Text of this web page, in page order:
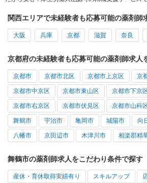
関西エリアで未経験者も応募可能の薬剤師
大阪 兵庫 京都 滋賀 奈良
京都府の未経験者も応募可能の薬剤師求人
京都市 京都市北区 京都市上京区 京
京都市中京区 京都市東山区 京都市下京
京都市右京区 京都市伏見区 京都市山科
舞鶴市 宇治市 亀岡市 城陽市 向
八幡市 京田辺市 木津川市 相楽郡精
舞鶴市の薬剤師求人をこだわり条件で探す
産休・育休取得実績有り スキルアップ